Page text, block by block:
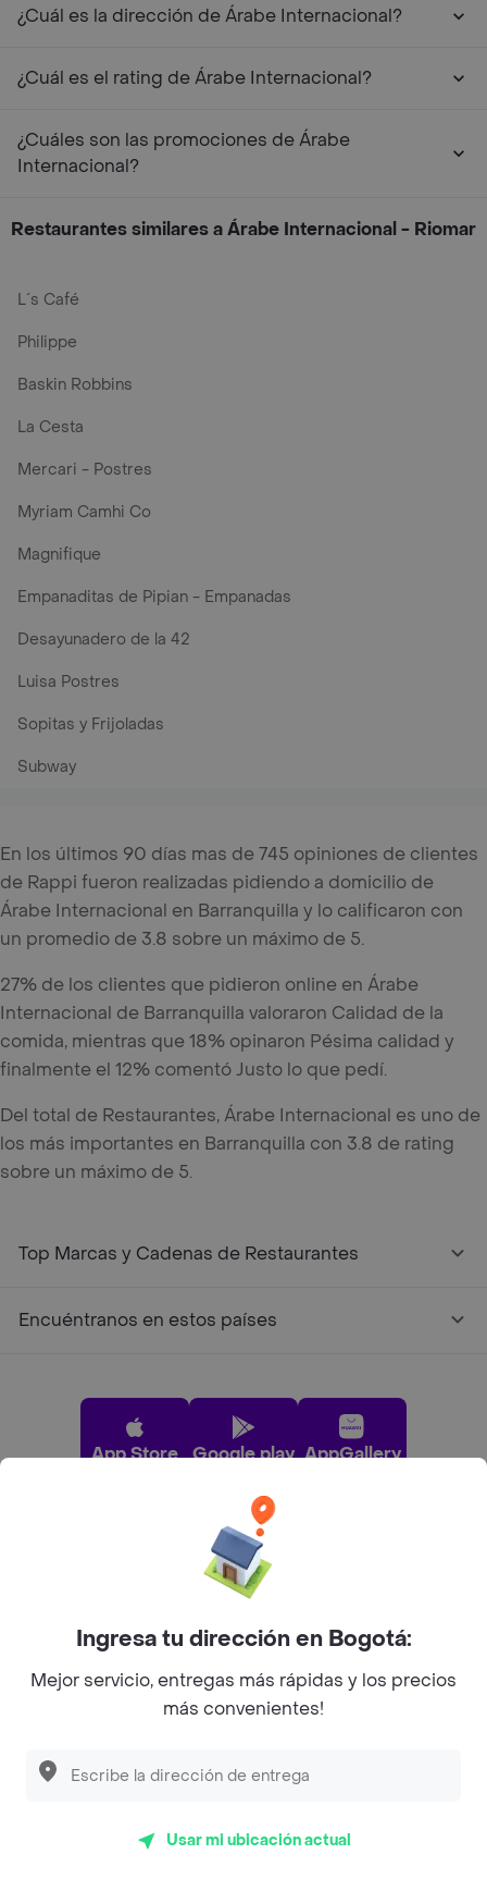
¿Cuál es la dirección de Árabe Internacional?
¿Cuál es el rating de Árabe Internacional?
¿Cuáles son las promociones de Árabe
Internacional?
Restaurantes similares a Árabe Internacional - Riomar
L´s Café
Philippe
Baskin Robbins
La Cesta
Mercari - Postres
Myriam Camhi Co
Magnifique
Empanaditas de Pipian - Empanadas
Desayunadero de la 42
Luisa Postres
Sopitas y Frijoladas
Subway
En los últimos 90 días mas de 745 opiniones de clientes
de Rappi fueron realizadas pidiendo a domicilio de
Árabe Internacional en Barranquilla y lo calificaron con
un promedio de 3.8 sobre un máximo de 5.
27% de los clientes que pidieron online en Árabe
Internacional de Barranquilla valoraron Calidad de la
comida, mientras que 18% opinaron Pésima calidad y
finalmente el 12% comentó Justo lo que pedí.
Del total de Restaurantes, Árabe Internacional es uno de
los más importantes en Barranquilla con 3.8 de rating
sobre un máximo de 5.
Top Marcas y Cadenas de Restaurantes
Encuéntranos en estos países
App Store Google play AppGallery
Pide tu comida favorita cerca de ti
Categorías
Únete a Rappi
Sobre Rappi
Ingresa tu dirección en Bogotá:
Mejor servicio, entregas más rápidas y los precios
más convenientes!
Usar mi ubicación actual